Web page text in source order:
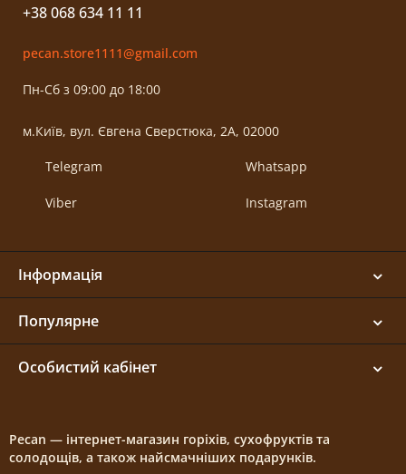
+38 068 634 11 11
pecan.store1111@gmail.com
Пн-Сб з 09:00 до 18:00
м.Київ, вул. Євгена Сверстюка, 2А, 02000
Telegram
Viber
Whatsapp
Instagram
Інформація
Популярне
Особистий кабінет
Pecan — інтернет-магазин горіхів, сухофруктів та
солодощів, а також найсмачніших подарунків.